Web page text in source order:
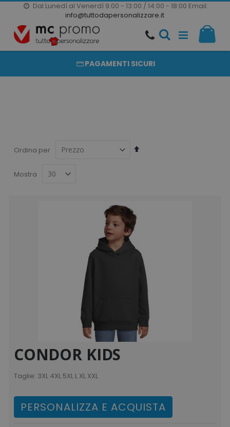
Dal Lunedì al Venerdì 9:00 - 13:00 / 14:00 - 18:00 Email:
info@tuttodapersonalizzare.it
Salta
al
contenuto
20000 PRODOTTI
PRODOTTI COMPLETAMENTE PERSONALIZZABILI
PAGAMENTI SICURI
Ordina per
Mostra
CONDOR KIDS
Taglie: 3XL 4XL 5XL L XL XXL
PERSONALIZZA E ACQUISTA